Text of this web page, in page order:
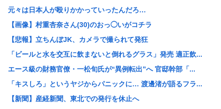
元々は日本人が殴りかかっていったんだろ…
【画像】村重杏奈さん(30)のおっ◯いがコチラ
【悲報】立ちんぼJK、カメラで撮られて発狂
「ビールと水を交互に飲まないと倒れるグラス」発売 適正飲...
エース級の財務官僚・一松旬氏が“異例転出”へ 官邸幹部「...
「キスしろ」というヤジからパニックに… 渡邊渚が語るフラ...
【新聞】産経新聞、東北での発行を休止へ